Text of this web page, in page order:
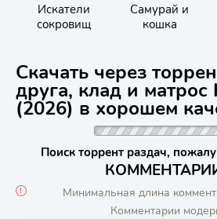
Искатели
сокровищ
Самурай и
кошка
Скачать через
друга, клад и
(2026) в хорошем
Поиск торрент раздач,
Минимальная длина
Комментарии